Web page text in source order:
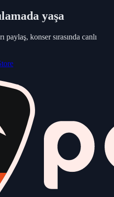
yaşa
paylaş, konser sırasında canlı